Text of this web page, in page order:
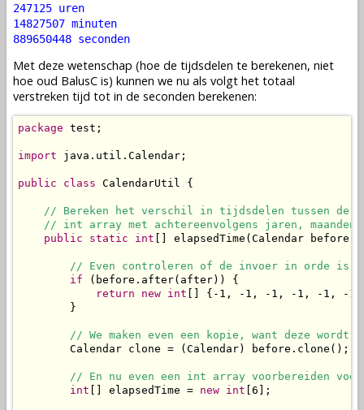
247125 uren
14827507 minuten
889650448 seconden
Met deze wetenschap (hoe de tijdsdelen te berekenen, niet
hoe oud BalusC is) kunnen we nu als volgt het totaal
verstreken tijd tot in de seconden berekenen:
package test;
import java.util.Calendar;
public class CalendarUtil {
// Bereken het verschil in tijdsdelen tussen de
// int array met achtereenvolgens jaren,
public
static int [] elapsedTime(Calendar
// Even controleren of de invoer in orde is.
if (before.after(after)) {
return
new int [] {-1, -1, -1, -1, -1, -
        }
// We maken even een kopie, want deze wordt
        Calendar clone = (Calendar) before.clone();
// En nu even een int array voorbereiden
int [] elapsedTime = new int [6];